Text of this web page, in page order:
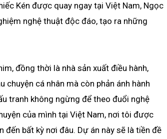
Kén được quay ngay tại Việt Nam, Ngọc
nghệ thuật độc đáo, tạo ra những
đồng thời là nhà sản xuất điều hành,
chuyện cá nhân mà còn phản ánh hành
tranh không ngừng để theo đuổi nghệ
của mình tại Việt Nam, nơi tôi được
đến bất kỳ nơi đâu. Dự án này sẽ là tiền đề